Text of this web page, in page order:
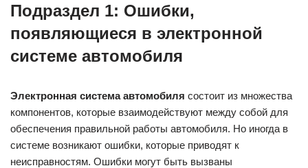
Подраздел 1: Ошибки,
появляющиеся в электронной
системе автомобиля
Электронная система автомобиля состоит из множества
компонентов, которые взаимодействуют между собой для
обеспечения правильной работы автомобиля. Но иногда в
системе возникают ошибки, которые приводят к
неисправностям. Ошибки могут быть вызваны